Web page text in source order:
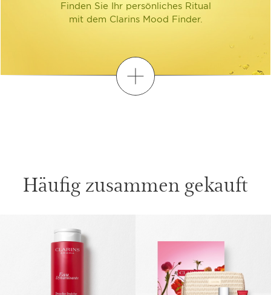
Finden Sie Ihr persönliches Ritual
mit dem Clarins Mood Finder.
Wann möchten Sie sich etwas Zeit
FRÜH MORGENS
Entdecken
Häufig zusammen gekauft
WEITER ZUM INHALT